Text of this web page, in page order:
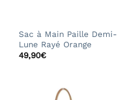
Sac à Main Paille Demi-
Lune Rayé Orange
49,90€